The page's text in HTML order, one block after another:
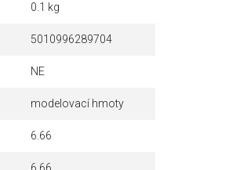
0.1 kg
5010996289704
NE
modelovací hmoty
6.66
6.66